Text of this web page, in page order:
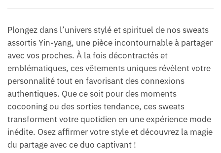
Plongez dans l’univers stylé et spirituel de nos sweats
assortis Yin-yang, une pièce incontournable à partager
avec vos proches. À la fois décontractés et
emblématiques, ces vêtements uniques révèlent votre
personnalité tout en favorisant des connexions
authentiques. Que ce soit pour des moments
cocooning ou des sorties tendance, ces sweats
transforment votre quotidien en une expérience mode
inédite. Osez affirmer votre style et découvrez la magie
du partage avec ce duo captivant !